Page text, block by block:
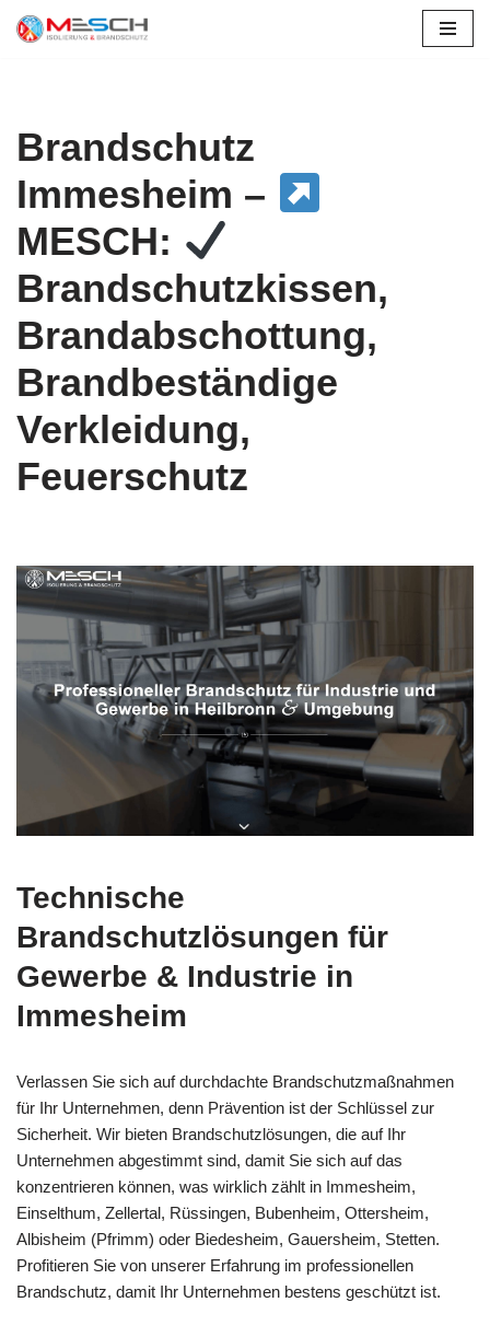
Brandschutz
Immesheim –
MESCH:
Brandschutzkissen,
Brandabschottung,
Brandbeständige
Verkleidung,
Feuerschutz
Technische
Brandschutzlösungen für
Gewerbe & Industrie in
Immesheim
Verlassen Sie sich auf durchdachte Brandschutzmaßnahmen
für Ihr Unternehmen, denn Prävention ist der Schlüssel zur
Sicherheit. Wir bieten Brandschutzlösungen, die auf Ihr
Unternehmen abgestimmt sind, damit Sie sich auf das
konzentrieren können, was wirklich zählt in Immesheim,
Einselthum, Zellertal, Rüssingen, Bubenheim, Ottersheim,
Albisheim (Pfrimm) oder Biedesheim, Gauersheim, Stetten.
Profitieren Sie von unserer Erfahrung im professionellen
Brandschutz, damit Ihr Unternehmen bestens geschützt ist.